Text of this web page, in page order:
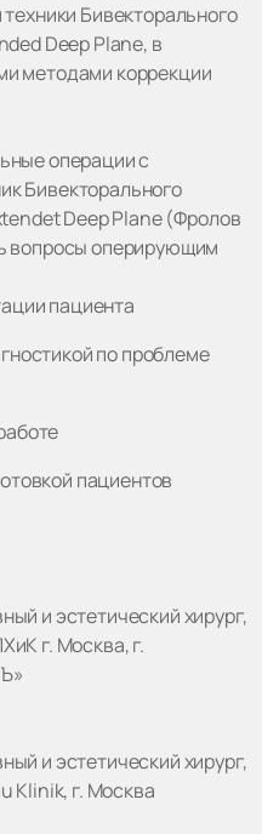
Бивекторального
Deep Plane, в
методами коррекции
операции с
Бивекторального
Deep Plane (Фролов
вопросы оперирующим
пациента
по проблеме
пациентов
и эстетический хирург,
г. Москва, г.
и эстетический хирург,
Klinik, г. Москва